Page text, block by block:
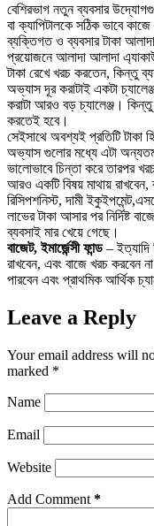
বেশিরভাগ নতুন ব্যবসার
বা ক্যাপিটালকে সঠিক ভাবে
ব্যক্তিগত ও ব্যবসার টাকা
প্রয়োজনে আলাদা আলাদা
টাকা রেখে খরচ করতেন, কিন্তু
অভ্যাস দূর করাটাই একটা
করাটা আরও বড় চ্যালেঞ্জ।
করতেই হবে।
সেইসাথে অবশ্যই প্রতিটি টাকা
অভ্যাস গুলোর মধ্যে এটা
ভালোভাবে চিন্তা করে তারপর
আরও একটি বিষয় মাথায়
রিসিপশনিস্ট, দামী
লাভের টাকা আসার পর নির্দিষ্ট
ব্যবসাই মার খেয়ে গেছে।
বাজেট, ইমার্জেন্সী ফান্ড– ইত্যাদি
রাখবেন, এবং বাজে খরচ করবেন
পারবেন এবং প্রাথমিক আর্থিক
Leave a Reply
Your email address will
marked *
Name
Email
Website
Add Comment *